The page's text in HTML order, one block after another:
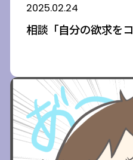
2025.02.24
相談「自分の欲求を